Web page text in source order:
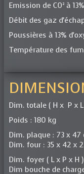
Emission de C0² à
Débit des gaz
Poussières à 13%
Température des
Dim. totale ( H x P x
Poids : 180 kg
Dim. plaque : 73 x 47
Dim. four : 35 x 42 x
Dim. foyer ( L x P x H
Dim bouche de